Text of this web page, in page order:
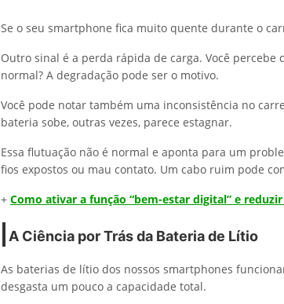
Se o seu smartphone fica muito quente durante o
Outro sinal é a perda rápida de carga. Você
normal? A degradação pode ser o motivo.
Você pode notar também uma inconsistência no
bateria sobe, outras vezes, parece estagnar.
Essa flutuação não é normal e aponta para um
fios expostos ou mau contato. Um cabo ruim pode
+ Como ativar a função “bem-estar digital” e
A Ciência por Trás da Bateria de Lítio
As baterias de lítio dos nossos smartphones
desgasta um pouco a capacidade total.